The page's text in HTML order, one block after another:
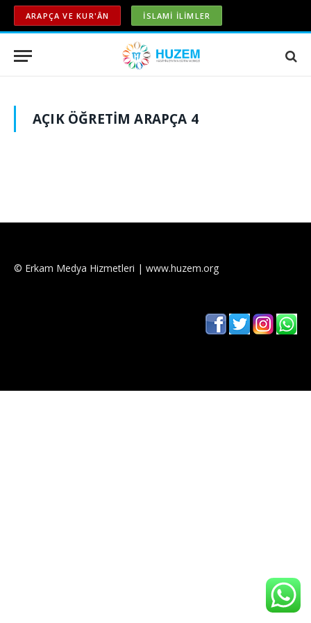
ARAPÇA VE KUR'ÂN İSLAMİ İLİMLER
AÇIK ÖĞRETIM ARAPÇA 4
© Erkam Medya Hizmetleri | www.huzem.org